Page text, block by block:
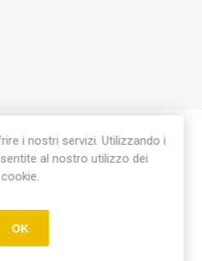
del prodotto
i nostri servizi. Utilizzando i
al nostro utilizzo dei
cookie.
OK